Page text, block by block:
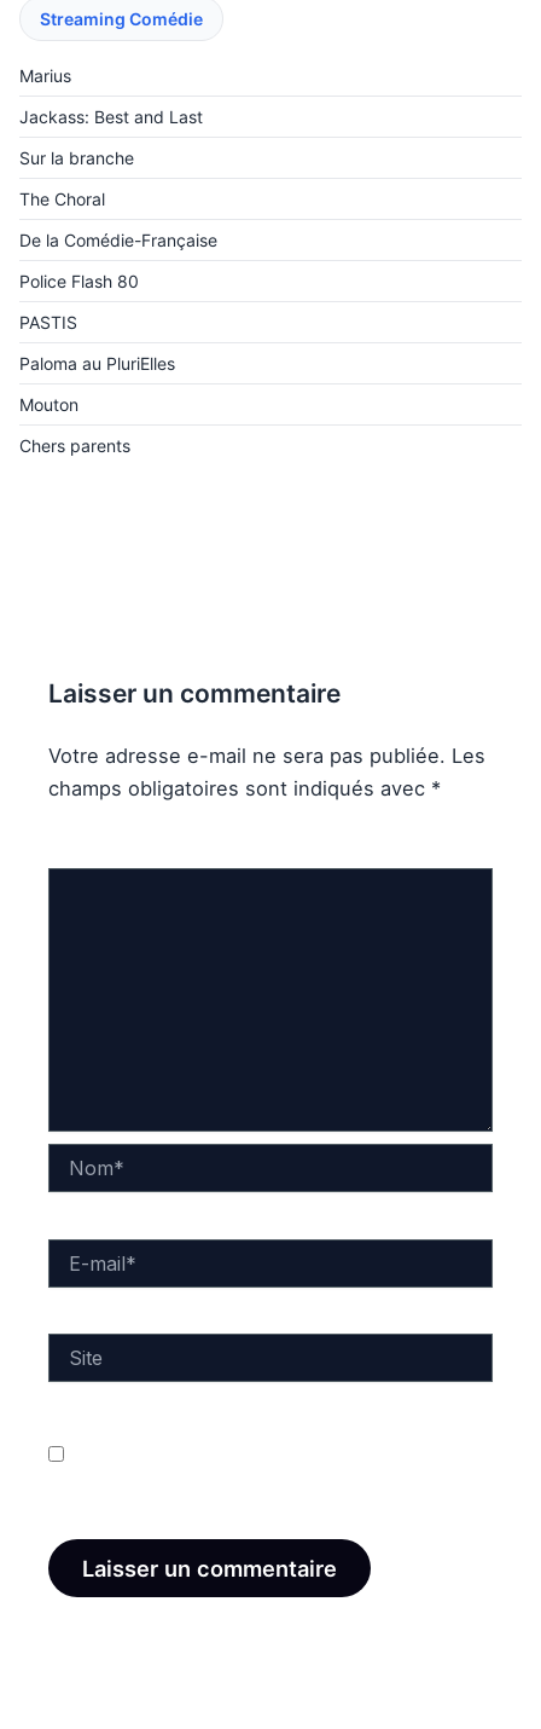
Streaming Comédie
Marius
Jackass: Best and Last
Sur la branche
The Choral
De la Comédie-Française
Police Flash 80
PASTIS
Paloma au PluriElles
Mouton
Chers parents
Laisser un commentaire
Votre adresse e-mail ne sera pas publiée. Les
champs obligatoires sont indiqués avec *
mail*